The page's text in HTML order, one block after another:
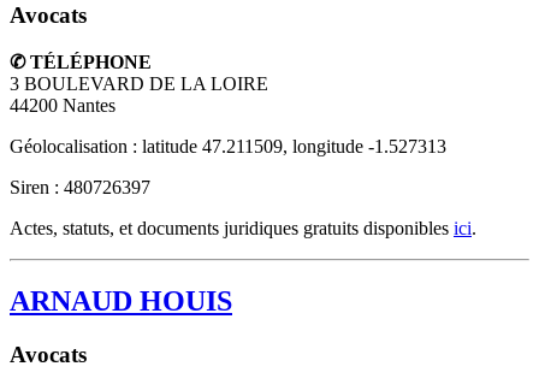
Avocats
✆ TÉLÉPHONE
3 BOULEVARD DE LA LOIRE
44200 Nantes
Géolocalisation : latitude 47.211509, longitude -1.527313
Siren : 480726397
Actes, statuts, et documents juridiques gratuits disponibles ici.
ARNAUD HOUIS
Avocats